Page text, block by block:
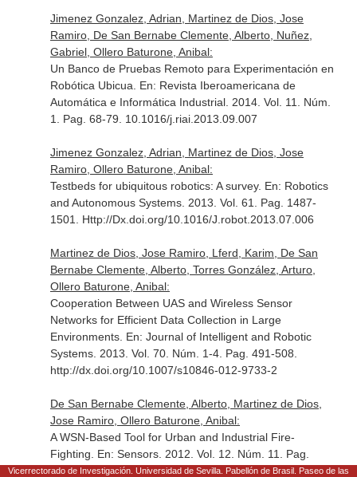
Jimenez Gonzalez, Adrian, Martinez de Dios, Jose
Ramiro, De San Bernabe Clemente, Alberto, Nuñez,
Gabriel, Ollero Baturone, Anibal:
Un Banco de Pruebas Remoto para Experimentación en
Robótica Ubicua. En: Revista Iberoamericana de
Automática e Informática Industrial. 2014. Vol. 11. Núm.
1. Pag. 68-79. 10.1016/j.riai.2013.09.007
Jimenez Gonzalez, Adrian, Martinez de Dios, Jose
Ramiro, Ollero Baturone, Anibal:
Testbeds for ubiquitous robotics: A survey. En: Robotics
and Autonomous Systems. 2013. Vol. 61. Pag. 1487-
1501. Http://Dx.doi.org/10.1016/J.robot.2013.07.006
Martinez de Dios, Jose Ramiro, Lferd, Karim, De San
Bernabe Clemente, Alberto, Torres González, Arturo,
Ollero Baturone, Anibal:
Cooperation Between UAS and Wireless Sensor
Networks for Efficient Data Collection in Large
Environments. En: Journal of Intelligent and Robotic
Systems. 2013. Vol. 70. Núm. 1-4. Pag. 491-508.
http://dx.doi.org/10.1007/s10846-012-9733-2
De San Bernabe Clemente, Alberto, Martinez de Dios,
Jose Ramiro, Ollero Baturone, Anibal:
A WSN-Based Tool for Urban and Industrial Fire-
Fighting. En: Sensors. 2012. Vol. 12. Núm. 11. Pag.
15009-15035. http://dx.doi.org/10.3390/s121115009
Vicerrectorado de Investigación. Universidad de Sevilla. Pabellón de Brasil. Paseo de las